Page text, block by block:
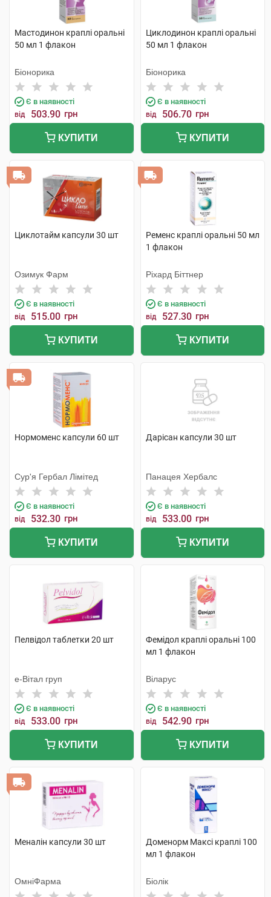
Мастодинон краплі оральні
50 мл 1 флакон
Біонорика
Є в наявності
від 503.90 грн
КУПИТИ
Циклодинон краплі оральні
50 мл 1 флакон
Біонорика
Є в наявності
від 506.70 грн
КУПИТИ
Циклотайм капсули 30 шт
Озимук Фарм
Є в наявності
від 515.00 грн
КУПИТИ
Ременс краплі оральні 50 мл
1 флакон
Ріхард Біттнер
Є в наявності
від 527.30 грн
КУПИТИ
Нормоменс капсули 60 шт
Сур'я Гербал Лімітед
Є в наявності
від 532.30 грн
КУПИТИ
Дарісан капсули 30 шт
Панацея Хербалс
Є в наявності
від 533.00 грн
КУПИТИ
Пелвідол таблетки 20 шт
е-Вітал груп
Є в наявності
від 533.00 грн
КУПИТИ
Фемідол краплі оральні 100
мл 1 флакон
Віларус
Є в наявності
від 542.90 грн
КУПИТИ
Меналін капсули 30 шт
ОмніФарма
Доменорм Максі краплі 100
мл 1 флакон
Біолік